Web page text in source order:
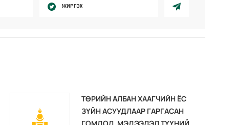
ЖИРГЭХ
ТӨРИЙН АЛБАН ХААГЧИЙН ЁС
ЗҮЙН АСУУДЛААР ГАРГАСАН